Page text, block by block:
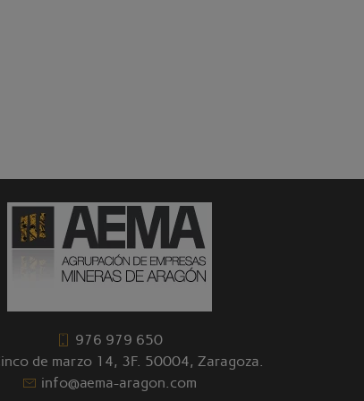
976 979 650
de marzo 14, 3F. 50004, Zaragoza.
info@aema-aragon.com